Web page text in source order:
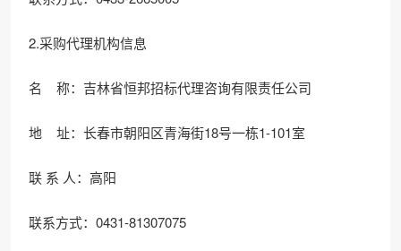
2.采购代理机构信息
名 称：吉林省恒邦招标代理咨询有限责任公司
地 址：长春市朝阳区青海街18号一栋1-101室
联 系 人：高阳
联系方式：0431-81307075